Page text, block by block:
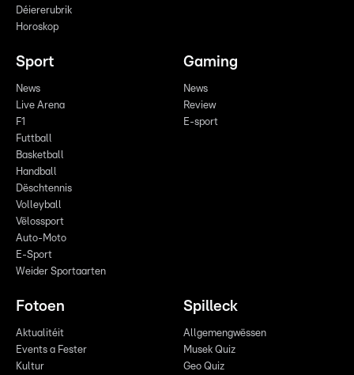
Déiererubrik
Horoskop
Sport
News
Live Arena
F1
Futtball
Basketball
Handball
Dëschtennis
Volleyball
Vëlossport
Auto-Moto
E-Sport
Weider Sportaarten
Gaming
News
Review
E-sport
Fotoen
Aktualitéit
Events a Fester
Kultur
Spilleck
Allgemengwëssen
Musek Quiz
Geo Quiz